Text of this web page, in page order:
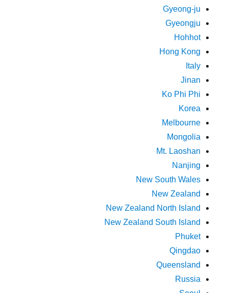
Gyeong-ju
Gyeongju
Hohhot
Hong Kong
Italy
Jinan
Ko Phi Phi
Korea
Melbourne
Mongolia
Mt. Laoshan
Nanjing
New South Wales
New Zealand
New Zealand North Island
New Zealand South Island
Phuket
Qingdao
Queensland
Russia